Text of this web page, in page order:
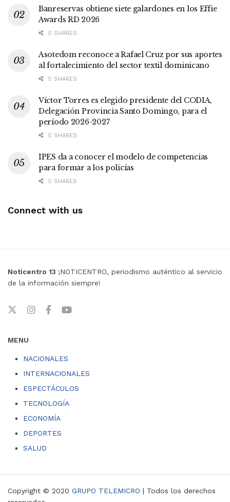
Banreservas obtiene siete galardones en los Effie
Awards RD 2026
0 SHARES
Asotedom reconoce a Rafael Cruz por sus aportes
al fortalecimiento del sector textil dominicano
0 SHARES
Víctor Torres es elegido presidente del CODIA,
Delegación Provincia Santo Domingo, para el
período 2026-2027
0 SHARES
IPES da a conocer el modelo de competencias
para formar a los policías
0 SHARES
Connect with us
Noticentro 13 ¡NOTICENTRO, periodismo auténtico al servicio
de la información siempre!
MENU
NACIONALES
INTERNACIONALES
ESPECTÁCULOS
TECNOLOGÍA
ECONOMÍA
DEPORTES
SALUD
Copyright © 2020 GRUPO TELEMICRO | Todos los derechos